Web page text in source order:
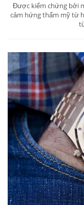
Được kiểm chứng bởi
cảm hứng thẩm mỹ từ